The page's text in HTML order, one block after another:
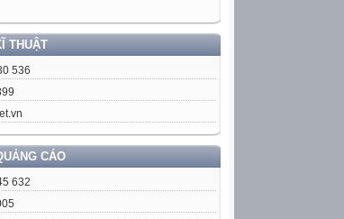
THUẬT
536
CÁO
632